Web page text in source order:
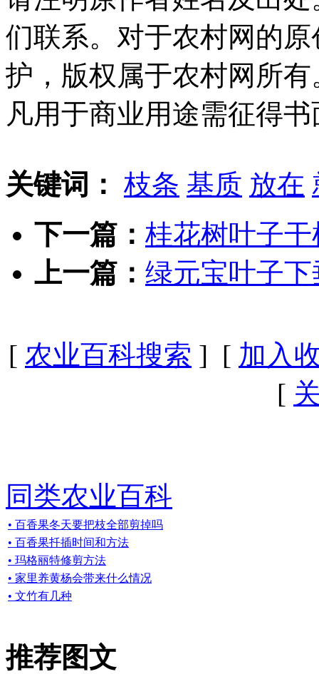
们联系。对于农村网的
护，版权属于农村网所
凡用于商业用途需征得
关键词： 枝条 基质 放在
下一篇： 桂花树叶子
上一篇： 绿元宝叶子
[ 农业百科搜索 ] [ 加入
[
同类农业百科
• 百香果冬天要把枝全部剪掉吗
• 百香果扦插时间和方法
• 玛格丽特修剪方法
• 家里养黄杨会带来什么情况
• 文竹有几种
推荐图文